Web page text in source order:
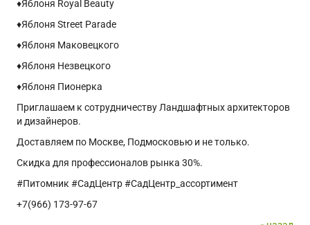
♦️Яблоня Royal Beauty
♦️Яблоня Street Parade
♦️Яблоня Маковецкого
♦️Яблоня Незвецкого
♦️Яблоня Пионерка
Приглашаем к сотрудничеству Ландшафтных архитекторов
и дизайнеров.
Доставляем по Москве, Подмосковью и не только.
Скидка для профессионалов рынка 30%.
#Питомник #СадЦентр #СадЦентр_ассортимент
+7(966) 173-97-67